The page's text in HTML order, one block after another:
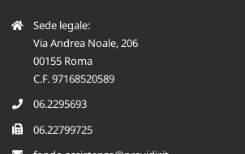
Sede legale:
Via Andrea Noale, 206
00155 Roma
C.F. 97168520589
06.2295693
06.22799725